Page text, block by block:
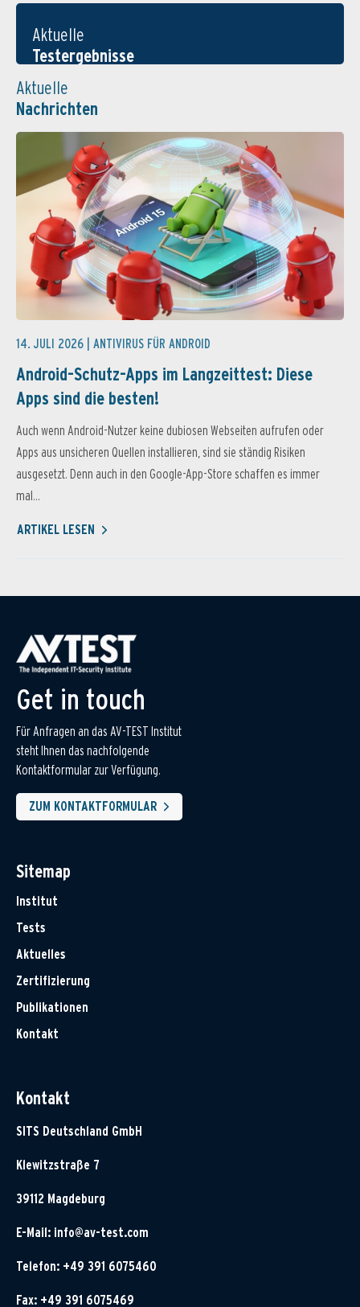
Aktuelle
Testergebnisse
Aktuelle
Nachrichten
14. JULI 2026 | ANTIVIRUS FÜR ANDROID
Android-Schutz-Apps im Langzeittest: Diese
Apps sind die besten!
Auch wenn Android-Nutzer keine dubiosen Webseiten aufrufen oder
Apps aus unsicheren Quellen installieren, sind sie ständig Risiken
ausgesetzt. Denn auch in den Google-App-Store schaffen es immer
mal...
ARTIKEL LESEN
Get in touch
Für Anfragen an das AV-TEST Institut
steht Ihnen das nachfolgende
Kontaktformular zur Verfügung.
ZUM KONTAKTFORMULAR
Sitemap
Institut
Tests
Aktuelles
Zertifizierung
Publikationen
Kontakt
Kontakt
SITS Deutschland GmbH
Klewitzstraße 7
39112 Magdeburg
E-Mail: info@av-test.com
Telefon: +49 391 6075460
Fax: +49 391 6075469